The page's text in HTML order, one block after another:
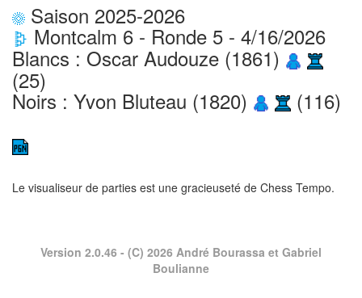
Saison 2025-2026
Montcalm 6 - Ronde 5 - 4/16/2026
Blancs : Oscar Audouze (1861)
(25)
Noirs : Yvon Bluteau (1820) (116)
Le visualiseur de parties est une gracieuseté de Chess Tempo.
Version 2.0.46 - (C) 2026 André Bourassa et Gabriel
Boulianne